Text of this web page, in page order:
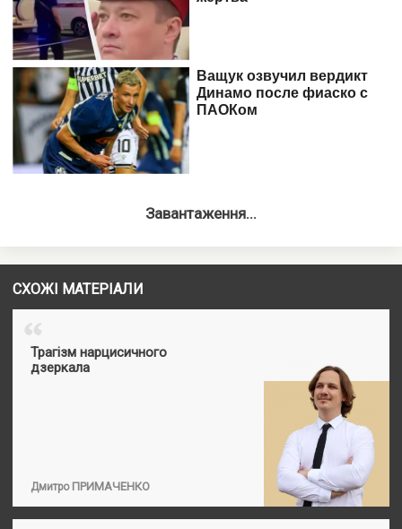
Завантаження...
СХОЖІ МАТЕРІАЛИ
“
Трагізм нарцисичного
дзеркала
Дмитро ПРИМАЧЕНКО